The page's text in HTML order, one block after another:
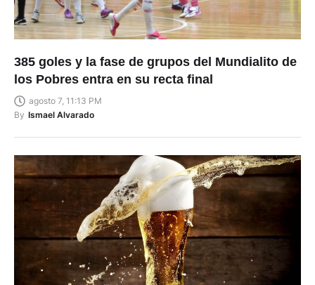
385 goles y la fase de grupos del Mundialito de
los Pobres entra en su recta final
agosto 7, 11:13 PM
By Ismael Alvarado